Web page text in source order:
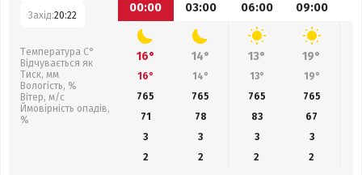
Захід:20:22
Температура С°
Відчувається як
Тиск, мм
Вологість, %
Вітер, м/с
Ймовірність опадів,
%
00:00
03:00 06:00 09:00
16° 14° 13° 19°
16° 14° 13° 19°
765
765 765 765
71
78 83
67
3
3 3
3
2
2 2 2